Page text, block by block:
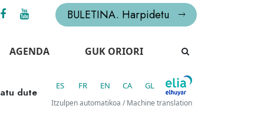
BULETINA. Harpidetu
AGENDA GUK ORIORI
dute
ES FR EN CA GL
Itzulpen automatikoa / Machine translation